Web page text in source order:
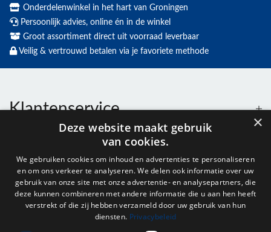
Onderdelenwinkel in het hart van Groningen
Persoonlijk advies, online én in de winkel
Groot assortiment direct uit voorraad leverbaar
Veilig & vertrouwd betalen via je favoriete methode
Klantenservice
Openingstijden
Nieuwsbrief
×
Deze website maakt gebruik
van cookies.
We gebruiken cookies om inhoud en advertenties te personaliseren
en om ons verkeer te analyseren. We delen ook informatie over uw
gebruik van onze site met onze advertentie- en analysepartners, die
deze kunnen combineren met andere informatie die u aan hen heeft
verstrekt of die zij hebben verzameld door uw gebruik van hun
diensten. Privacybeleid